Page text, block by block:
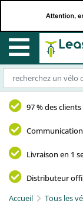
97 % des
Livraison en 1
Distributeur
Accueil
Tous les